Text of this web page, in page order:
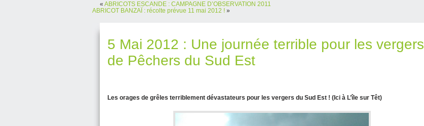
« ABRICOTS ESCANDE : CAMPAGNE D’OBSERVATION 2011
ABRICOT BANZAÏ : récolte prévue 11 mai 2012 ! »
5 Mai 2012 : Une journée terrible pour les vergers
de Pêchers du Sud Est
Les orages de grêles terriblement dévastateurs pour les vergers du Sud Est ! (Ici à L’île sur Têt)